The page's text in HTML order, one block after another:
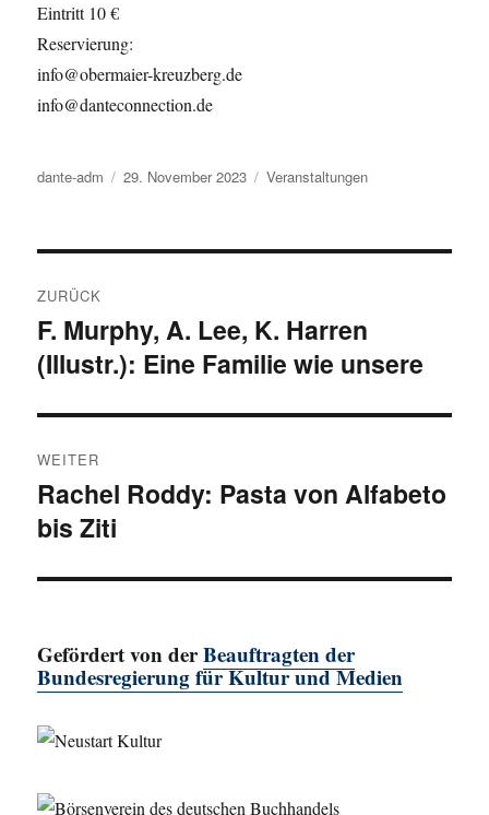
Eintritt 10 €
Reservierung:
info@obermaier-kreuzberg.de
info@danteconnection.de
Autor
dante-adm
Veröffentlicht
29. November 2023 Kategorien
Veranstaltungen
ZURÜCK
Vorheriger
Beitrag:
F. Murphy, A. Lee, K. Harren
(Illustr.): Eine Familie wie unsere
WEITER
Nächster
Beitrag:
Rachel Roddy: Pasta von Alfabeto
bis Ziti
Gefördert von derBeauftragten der
Bundesregierung für Kultur und Medien